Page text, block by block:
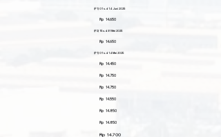
(P1) 01 s.d 14 Juni 2025
Rp 14.650
(P2) 15 s.d 31 Mei 2025
Rp 14.650
(P1) 01 s.d 14 Mei 2025
Rp 14.450
Rp 14.750
Rp 14.750
Rp 14.550
Rp 14.850
Rp 14.850
Rp 14.700